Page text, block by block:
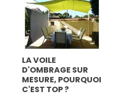
LA VOILE
D'OMBRAGE SUR
MESURE, POURQUOI
C'EST TOP ?